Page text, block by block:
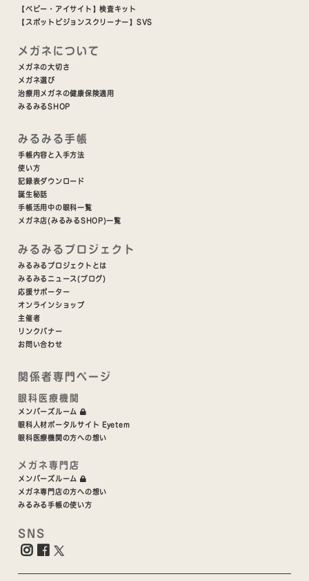
【ベビー・アイサイト】検査キット
【スポットビジョンスクリーナー】SVS
メガネについて
メガネの大切さ
メガネ選び
治療用メガネの健康保険適用
みるみるSHOP
みるみる手帳
手帳内容と入手方法
使い方
記録表ダウンロード
誕生秘話
手帳活用中の眼科一覧
メガネ店(みるみるSHOP)一覧
みるみるプロジェクト
みるみるプロジェクトとは
みるみるニュース(ブログ)
応援サポーター
オンラインショップ
主催者
リンクバナー
お問い合わせ
関係者専門ページ
眼科医療機関
メンバーズルーム
眼科人材ポータルサイト Eyetem
眼科医療機関の方への想い
メガネ専門店
メンバーズルーム
メガネ専門店の方への想い
みるみる手帳の使い方
SNS